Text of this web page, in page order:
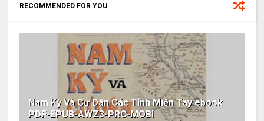
RECOMMENDED FOR YOU
Nam Kỳ Và Cư Dân Các Tỉnh Miền Tây ebook
PDF-EPUB-AWZ3-PRC-MOBI